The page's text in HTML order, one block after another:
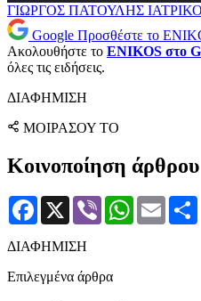
Ήχου
ΓΙΩΡΓΟΣ ΠΑΤΟΥΛΗΣ
Google Προσθέστε το
Ακολουθήστε το ENIKOS στο
όλες τις ειδήσεις.
ΔΙΑΦΗΜΙΣΗ
ΜΟΙΡΑΣΟΥ ΤΟ
Κοινοποίηση άρθρου
Facebook
X Viber WhatsApp
Email
ΔΙΑΦΗΜΙΣΗ
Επιλεγμένα άρθρα